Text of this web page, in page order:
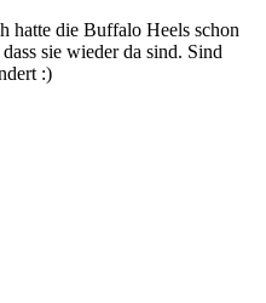
hatte die Buffalo Heels schon
sie wieder da sind. Sind
:)